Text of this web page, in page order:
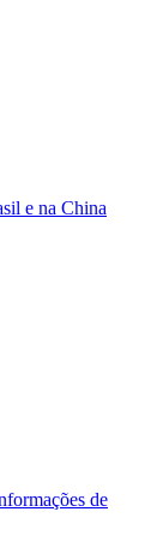
e na China
de